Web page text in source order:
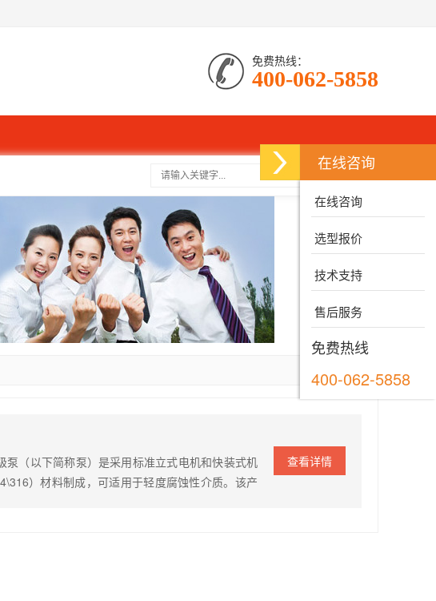
免费热线：
400-062-5858
查看详情
（以下简称泵）是采用标准立式电机和快装式机
）材料制成，可适用于轻度腐蚀性介质。该产
在线咨询
在线咨询
选型报价
技术支持
售后服务
免费热线
400-062-5858